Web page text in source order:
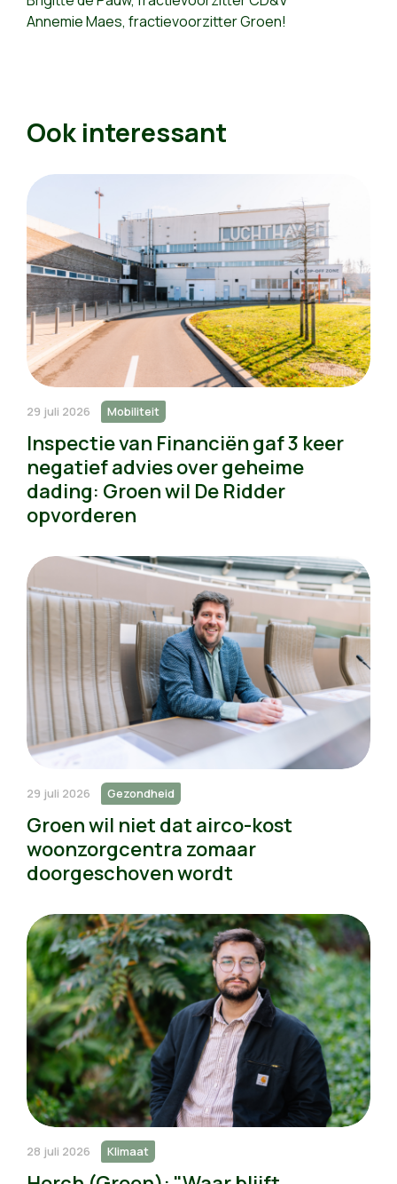
Annemie Maes, fractievoorzitter Groen!
Ook interessant
29 juli 2026 Mobiliteit
Inspectie van Financiën gaf 3 keer
negatief advies over geheime
dading: Groen wil De Ridder
opvorderen
29 juli 2026 Gezondheid
Groen wil niet dat airco-kost
woonzorgcentra zomaar
doorgeschoven wordt
28 juli 2026 Klimaat